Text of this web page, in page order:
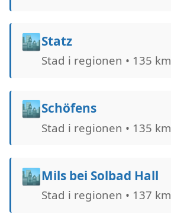
🏙️Statz
Stad i regionen • 135 km
🏙️Schöfens
Stad i regionen • 135 km
🏙️Mils bei Solbad Hall
Stad i regionen • 137 km